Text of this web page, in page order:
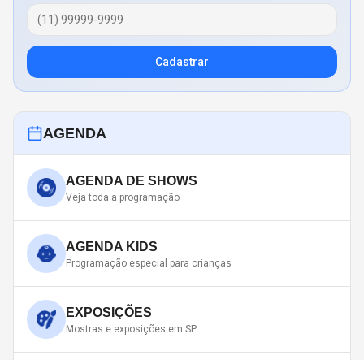
Cadastrar
AGENDA
AGENDA DE SHOWS
Veja toda a programação
AGENDA KIDS
Programação especial para crianças
EXPOSIÇÕES
Mostras e exposições em SP